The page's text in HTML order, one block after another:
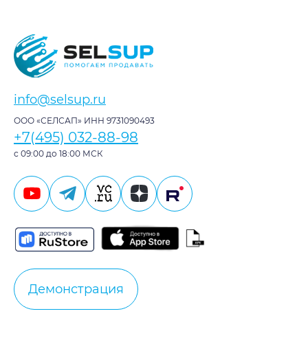
info@selsup.ru
ООО «СЕЛСАП» ИНН 9731090493
+7(495) 032-88-98
с 09:00 до 18:00 МСК
Демонстрация